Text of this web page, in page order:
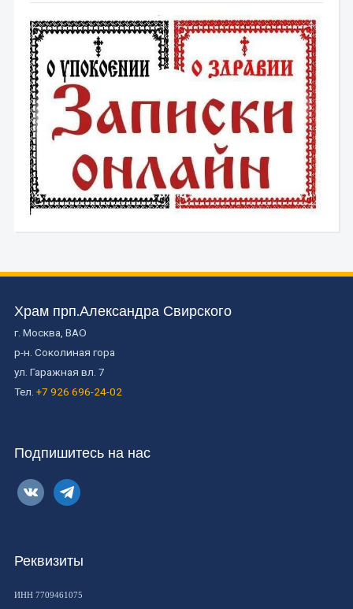
Храм прп.Александра Свирского
г. Москва, ВАО
р-н. Соколиная гора
ул. Гаражная вл. 7
Тел. +7 926 696-24-02
Подпишитесь на нас
vkontaktetelegram
Реквизиты
ИНН 7709461075